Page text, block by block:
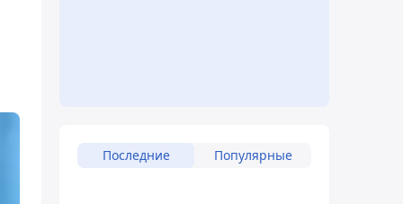
Последние Популярные